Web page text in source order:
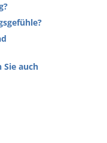
Sie auch